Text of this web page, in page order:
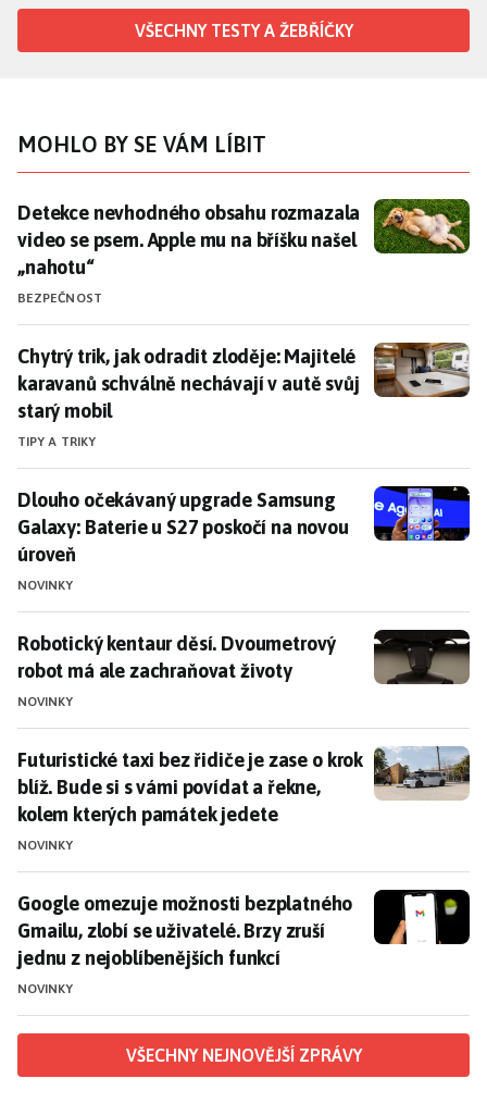
VŠECHNY TESTY A ŽEBŘÍČKY
MOHLO BY SE VÁM LÍBIT
Detekce nevhodného obsahu rozmazala video se
Detekce nevhodného obsahu rozmazala
video se psem. Apple mu na bříšku našel
„nahotu“
BEZPEČNOST
Chytrý trik, jak odradit zloděje: Majitelé karavanů
Chytrý trik, jak odradit zloděje: Majitelé
karavanů schválně nechávají v autě svůj
starý mobil
TIPY A TRIKY
Dlouho očekávaný upgrade Samsung Galaxy: Baterie
Dlouho očekávaný upgrade Samsung
Galaxy: Baterie u S27 poskočí na novou
úroveň
NOVINKY
Robotický kentaur děsí. Dvoumetrový robot má ale
Robotický kentaur děsí. Dvoumetrový
robot má ale zachraňovat životy
NOVINKY
Futuristické taxi bez řidiče je zase o krok blíž. Bude
Futuristické taxi bez řidiče je zase o krok
blíž. Bude si s vámi povídat a řekne,
kolem kterých památek jedete
NOVINKY
Google omezuje možnosti bezplatného Gmailu,
Google omezuje možnosti bezplatného
Gmailu, zlobí se uživatelé. Brzy zruší
jednu z nejoblíbenějších funkcí
NOVINKY
VŠECHNY NEJNOVĚJŠÍ ZPRÁVY